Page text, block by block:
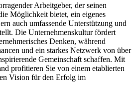
Arbeitgeber, der seinen
Möglichkeit bietet, ein eigenes
auch umfassende Unterstützung und
Die Unternehmenskultur fördert
Denken, während
und ein starkes Netzwerk von über
Gemeinschaft schaffen. Mit
profitieren Sie von einem etablierten
Vision für den Erfolg im